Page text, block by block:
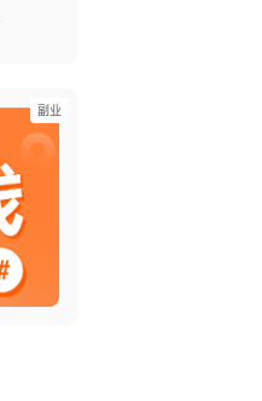
副业